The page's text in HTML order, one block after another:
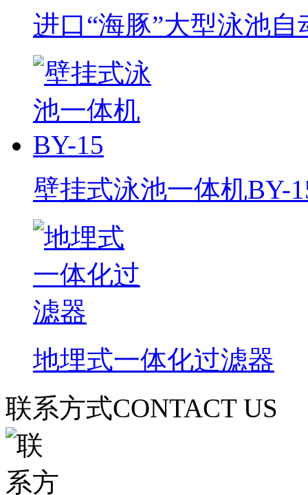
进口“海豚”大型泳池自
壁挂式泳池一体机BY-
地埋式一体化过滤器
联系方式CONTACT US